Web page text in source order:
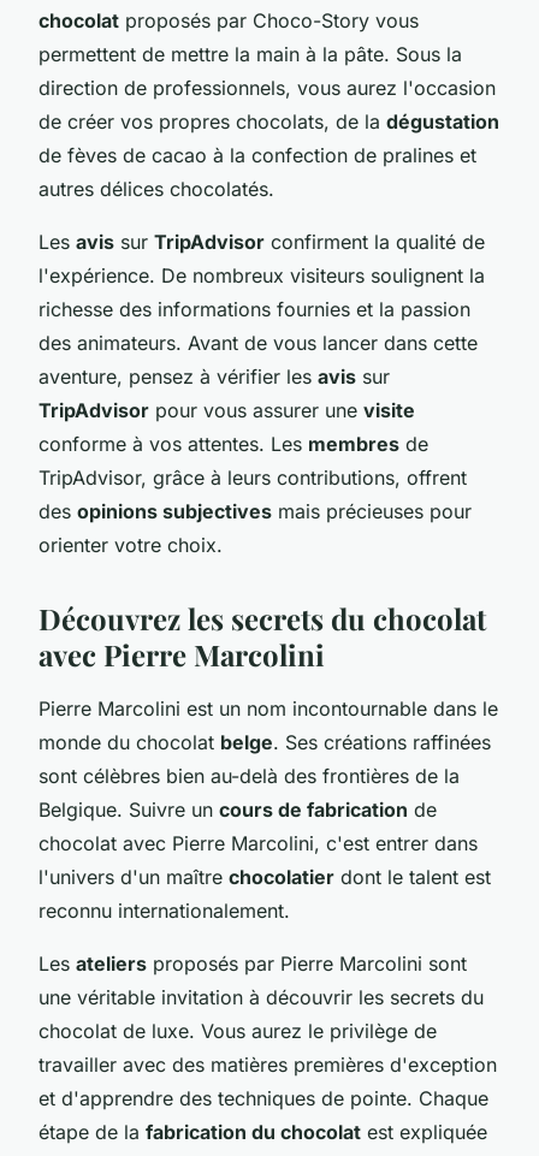
chocolat proposés par Choco-Story vous
permettent de mettre la main à la pâte. Sous la
direction de professionnels, vous aurez l'occasion
de créer vos propres chocolats, de la dégustation
de fèves de cacao à la confection de pralines et
autres délices chocolatés.
Les avis sur TripAdvisor confirment la qualité de
l'expérience. De nombreux visiteurs soulignent la
richesse des informations fournies et la passion
des animateurs. Avant de vous lancer dans cette
aventure, pensez à vérifier les avis sur
TripAdvisor pour vous assurer une visite
conforme à vos attentes. Les membres de
TripAdvisor, grâce à leurs contributions, offrent
des opinions subjectives mais précieuses pour
orienter votre choix.
Découvrez les secrets du chocolat
avec Pierre Marcolini
Pierre Marcolini est un nom incontournable dans le
monde du chocolat belge. Ses créations raffinées
sont célèbres bien au-delà des frontières de la
Belgique. Suivre un cours de fabrication de
chocolat avec Pierre Marcolini, c'est entrer dans
l'univers d'un maître chocolatier dont le talent est
reconnu internationalement.
Les ateliers proposés par Pierre Marcolini sont
une véritable invitation à découvrir les secrets du
chocolat de luxe. Vous aurez le privilège de
travailler avec des matières premières d'exception
et d'apprendre des techniques de pointe. Chaque
étape de la fabrication du chocolat est expliquée